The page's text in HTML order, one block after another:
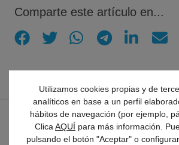
Comparte este artículo en...
Últimos artículos
Utilizamos cookies propias y de
analíticos en base a un perfil
hábitos de navegación (por ejemplo,
Clica AQUÍ para más información.
pulsando el botón "Aceptar" o